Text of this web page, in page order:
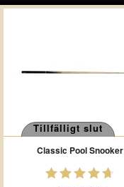
Tillfälligt slut
Classic Pool Snooker